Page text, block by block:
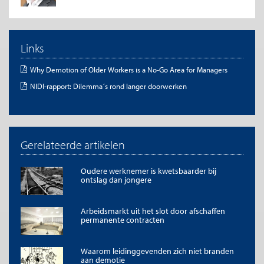
Bron: NIDI (2015)
Maar waarom is het voorstelbaar?
Links
Why Demotion of Older Workers is a No-Go Area for Managers
NIDI-rapport: Dilemma´s rond langer doorwerken
Gerelateerde artikelen
Oudere werknemer is kwetsbaarder bij
ontslag dan jongere
Arbeidsmarkt uit het slot door afschaffen
permanente contracten
Waarom leidinggevenden zich niet branden
aan demotie